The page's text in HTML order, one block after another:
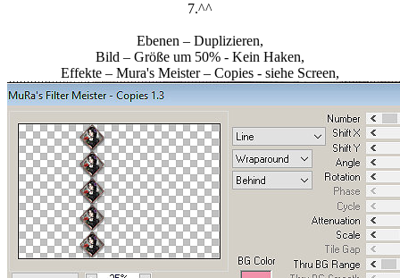
7.^^
Ebenen – Duplizieren,
Bild – Größe um 50% - Kein Haken,
Effekte – Mura's Meister – Copies - siehe Screen,